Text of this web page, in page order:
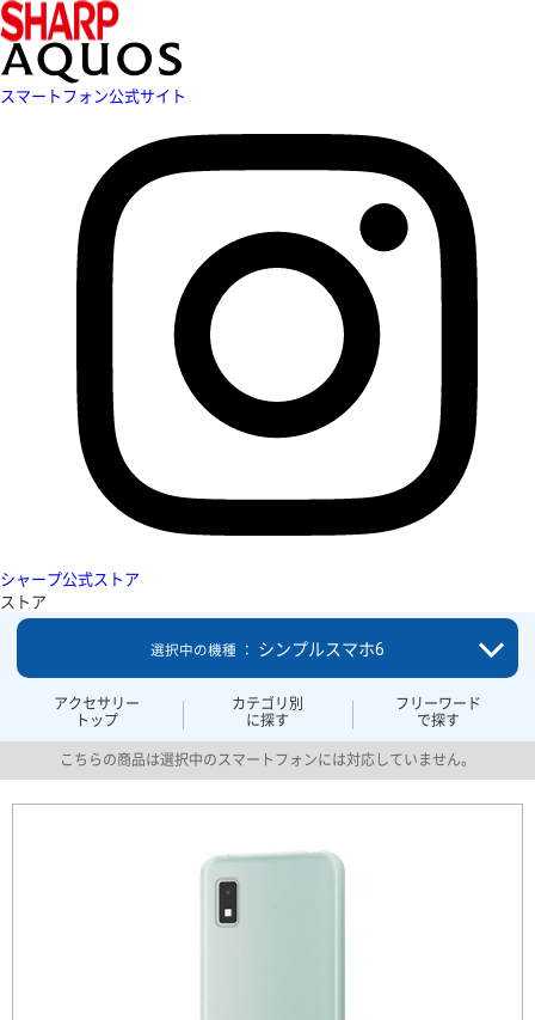
スマートフォン公式サイト
シャープ公式ストア
ストア
アクセサリー
トップ
カテゴリ別
に探す
フリーワード
で探す
選択中の機種 ： シンプルスマホ6
こちらの商品は選択中のスマートフォンには対応していません。